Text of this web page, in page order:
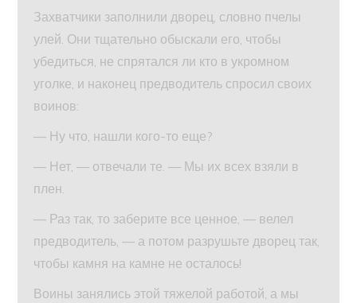
Захватчики заполнили дворец, словно пчелы
улей. Они тщательно обыскали его, чтобы
убедиться, не спрятался ли кто в укромном
уголке, и наконец предводитель спросил своих
воинов:
— Ну что, нашли кого-то еще?
— Нет, — отвечали те. — Мы их всех взяли в
плен.
— Раз так, то заберите все ценное, — велел
предводитель, — а потом разрушьте дворец так,
чтобы камня на камне не осталось!
Воины занялись этой тяжелой работой, а мы